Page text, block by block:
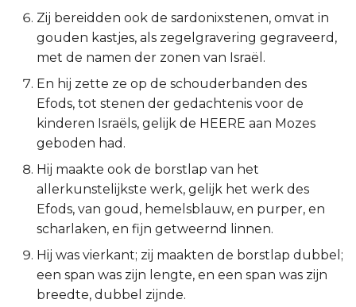
1 Timótheüs
2 Timótheüs
Filémon
Hebreeën
Jakobus
1 Petrus
2 Petrus
Zij bereidden ook de sardonixstenen, omvat in
gouden kastjes, als zegelgravering gegraveerd,
met de namen der zonen van Israël.
En hij zette ze op de schouderbanden des
Efods, tot stenen der gedachtenis voor de
kinderen Israëls, gelijk de HEERE aan Mozes
geboden had.
Hij maakte ook de borstlap van het
allerkunstelijkste werk, gelijk het werk des
Efods, van goud, hemelsblauw, en purper, en
scharlaken, en fijn getweernd linnen.
Hij was vierkant; zij maakten de borstlap dubbel;
een span was zijn lengte, en een span was zijn
breedte, dubbel zijnde.